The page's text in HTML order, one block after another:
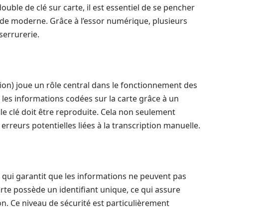
de clé sur carte, il est essentiel de se pencher
moderne. Grâce à l’essor numérique, plusieurs
joue un rôle central dans le fonctionnement des
informations codées sur la carte grâce à un
clé doit être reproduite. Cela non seulement
potentielles liées à la transcription manuelle.
garantit que les informations ne peuvent pas
possède un identifiant unique, ce qui assure
Ce niveau de sécurité est particulièrement